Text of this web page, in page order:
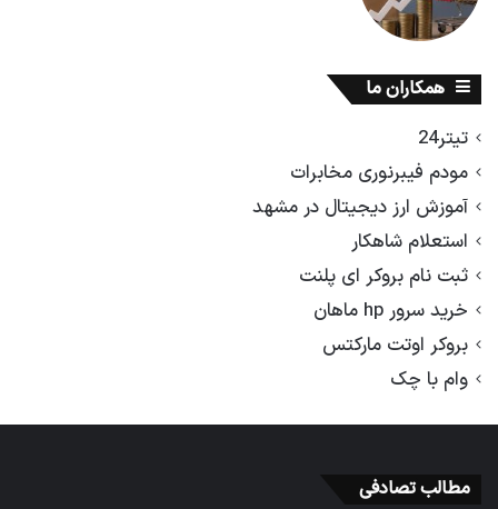
همکاران ما
تیتر24
مودم فیبرنوری مخابرات
آموزش ارز دیجیتال در مشهد
استعلام شاهکار
ثبت نام بروکر ای پلنت
خرید سرور hp ماهان
بروکر اوتت مارکتس
وام با چک
مطالب تصادفی